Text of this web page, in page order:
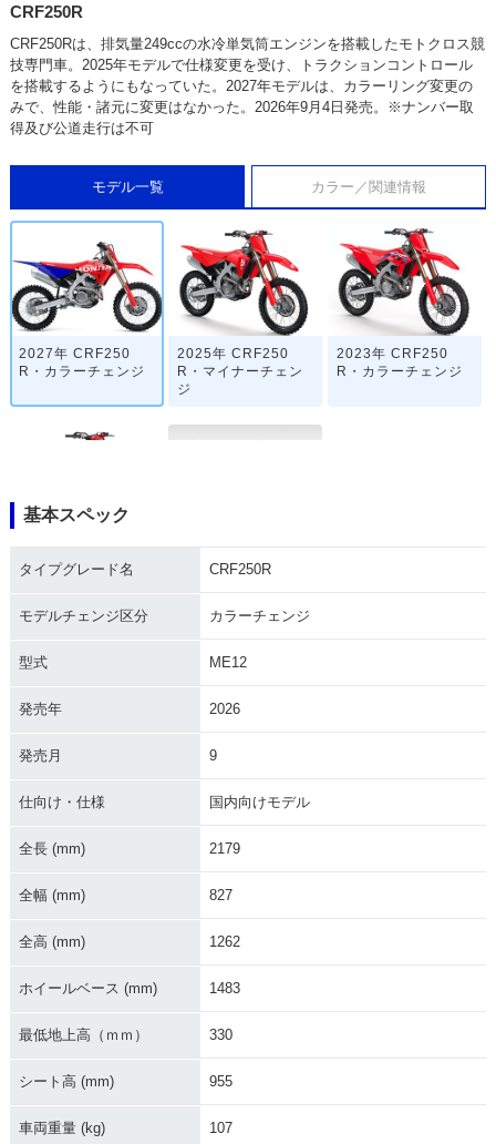
CRF250R
CRF250Rは、排気量249ccの水冷単気筒エンジンを搭載したモトクロス競
技専門車。2025年モデルで仕様変更を受け、トラクションコントロール
を搭載するようにもなっていた。2027年モデルは、カラーリング変更の
みで、性能・諸元に変更はなかった。2026年9月4日発売。※ナンバー取
得及び公道走行は不可
モデル一覧 カラー／関連情報
2027年 CRF250
R・カラーチェンジ
2025年 CRF250
R・マイナーチェン
ジ
2023年 CRF250
R・カラーチェンジ
R・フルモデルチェ
R・マイナーチェン
2018年 CRF250
ンジ
2016年 CRF250
R・フルモデルチェ
R・マイナーチェン
基本スペック
タイプグレード名 CRF250R
モデルチェンジ区分 カラーチェンジ
型式 ME12
発売年 2026
発売月 9
仕向け・仕様 国内向けモデル
全長 (mm) 2179
全幅 (mm) 827
全高 (mm) 1262
ホイールベース (mm) 1483
最低地上高（ｍｍ） 330
シート高 (mm) 955
車両重量 (kg) 107